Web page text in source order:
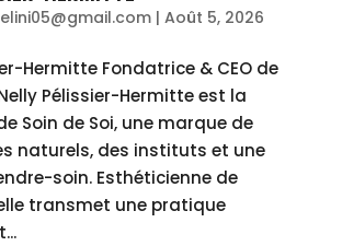
| Août 5, 2026
Hermitte Fondatrice & CEO de
Pélissier-Hermitte est la
Soin de Soi, une marque de
naturels, des instituts et une
soin. Esthéticienne de
transmet une pratique